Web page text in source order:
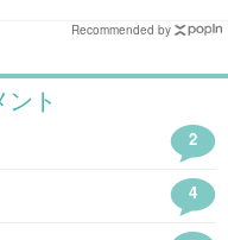
Recommended by